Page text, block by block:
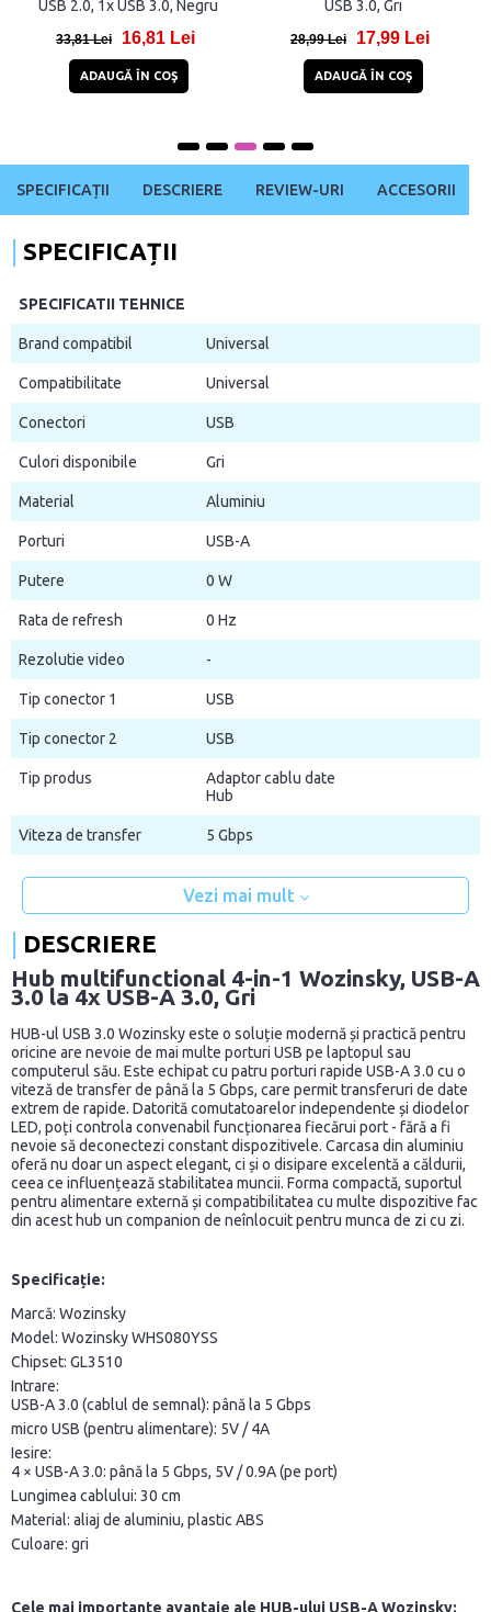
USB 2.0, 1x USB 3.0, Negru
33,81 Lei 16,81 Lei
ADAUGĂ ÎN COŞ
USB 3.0, Gri
28,99 Lei 17,99 Lei
ADAUGĂ ÎN COŞ
SPECIFICAȚII DESCRIERE REVIEW-URI ACCESORII
SPECIFICAȚII
SPECIFICATII TEHNICE
Brand compatibil Universal
Compatibilitate Universal
Conectori USB
Culori disponibile Gri
Material Aluminiu
Porturi USB-A
Putere 0 W
Rata de refresh 0 Hz
Rezolutie video -
Tip conector 1 USB
Tip conector 2 USB
Tip produs
Adaptor cablu date
Hub
Viteza de transfer 5 Gbps
Vezi mai mult
DESCRIERE
Hub multifunctional 4-in-1 Wozinsky, USB-A
3.0 la 4x USB-A 3.0, Gri
HUB-ul USB 3.0 Wozinsky este o soluție modernă și practică pentru
oricine are nevoie de mai multe porturi USB pe laptopul sau
computerul său. Este echipat cu patru porturi rapide USB-A 3.0 cu o
viteză de transfer de până la 5 Gbps, care permit transferuri de date
extrem de rapide. Datorită comutatoarelor independente și diodelor
LED, poți controla convenabil funcționarea fiecărui port - fără a fi
nevoie să deconectezi constant dispozitivele. Carcasa din aluminiu
oferă nu doar un aspect elegant, ci și o disipare excelentă a căldurii,
ceea ce influențează stabilitatea muncii. Forma compactă, suportul
pentru alimentare externă și compatibilitatea cu multe dispozitive fac
din acest hub un companion de neînlocuit pentru munca de zi cu zi.
Specificație:
Marcă: Wozinsky
Model: Wozinsky WHS080YSS
Chipset: GL3510
Intrare:
USB-A 3.0 (cablul de semnal): până la 5 Gbps
micro USB (pentru alimentare): 5V / 4A
Iesire:
4 × USB-A 3.0: până la 5 Gbps, 5V / 0.9A (pe port)
Lungimea cablului: 30 cm
Material: aliaj de aluminiu, plastic ABS
Culoare: gri
Cele mai importante avantaje ale HUB-ului USB-A Wozinsky: